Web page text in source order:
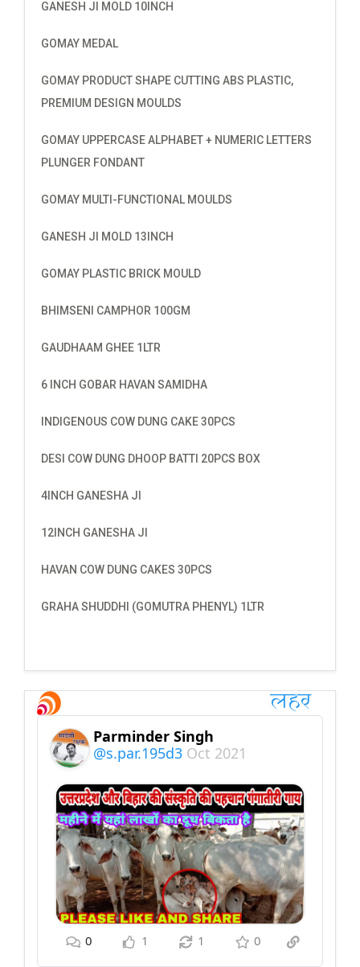
GANESH JI MOLD 10INCH
GOMAY MEDAL
GOMAY PRODUCT SHAPE CUTTING ABS PLASTIC,
PREMIUM DESIGN MOULDS
GOMAY UPPERCASE ALPHABET + NUMERIC LETTERS
PLUNGER FONDANT
GOMAY MULTI-FUNCTIONAL MOULDS
GANESH JI MOLD 13INCH
GOMAY PLASTIC BRICK MOULD
BHIMSENI CAMPHOR 100GM
GAUDHAAM GHEE 1LTR
6 INCH GOBAR HAVAN SAMIDHA
INDIGENOUS COW DUNG CAKE 30PCS
DESI COW DUNG DHOOP BATTI 20PCS BOX
4INCH GANESHA JI
12INCH GANESHA JI
HAVAN COW DUNG CAKES 30PCS
GRAHA SHUDDHI (GOMUTRA PHENYL) 1LTR